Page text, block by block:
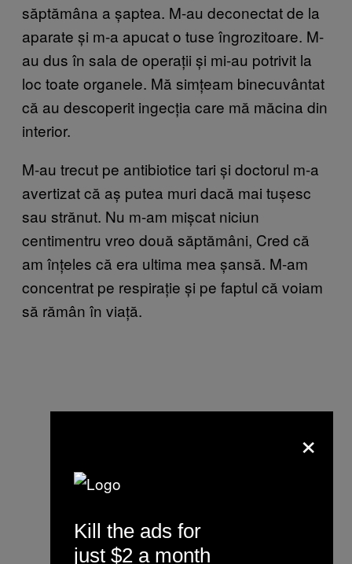
săptămâna a șaptea. M-au deconectat de la
aparate și m-a apucat o tuse îngrozitoare. M-
au dus în sala de operații și mi-au potrivit la
loc toate organele. Mă simțeam binecuvântat
că au descoperit ingecția care mă măcina din
interior.
M-au trecut pe antibiotice tari și doctorul m-a
avertizat că aș putea muri dacă mai tușesc
sau strănut. Nu m-am mișcat niciun
centimentru vreo două săptămâni, Cred că
am înțeles că era ultima mea șansă. M-am
concentrat pe respirație și pe faptul că voiam
să rămân în viață.
×
Kill the ads for
just $2 a month